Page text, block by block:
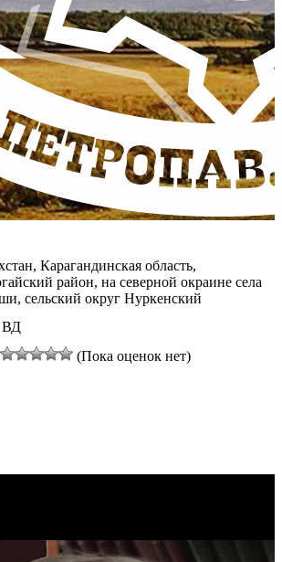
Карагандинская область,
район, на северной окраине села
сельский округ Нуркенский
(Пока оценок нет)